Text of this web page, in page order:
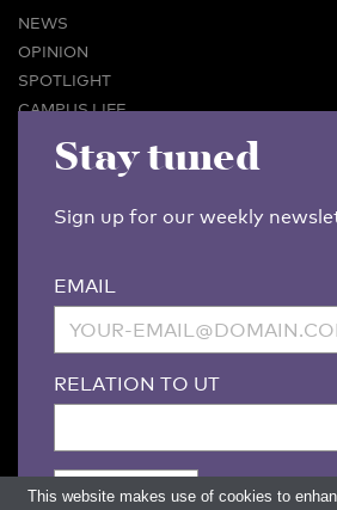
NEWS
OPINION
SPOTLIGHT
CAMPUS LIFE
VIDEO
BUSINESS & CAREER
CONTACT
ARCHIVE
MORE
LINKS
DISCLAIMER / COPYRIGHT
Stay tuned
Sign up for our weekly
EMAIL
RELATION TO UT
This website makes use of cookies to